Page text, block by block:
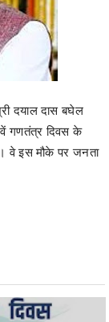
दयाल दास बघेल
गणतंत्र दिवस के
वे इस मौके पर जनता